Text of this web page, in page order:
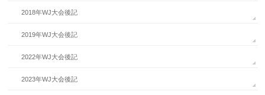
2018年WJ大会後記
2019年WJ大会後記
2022年WJ大会後記
2023年WJ大会後記